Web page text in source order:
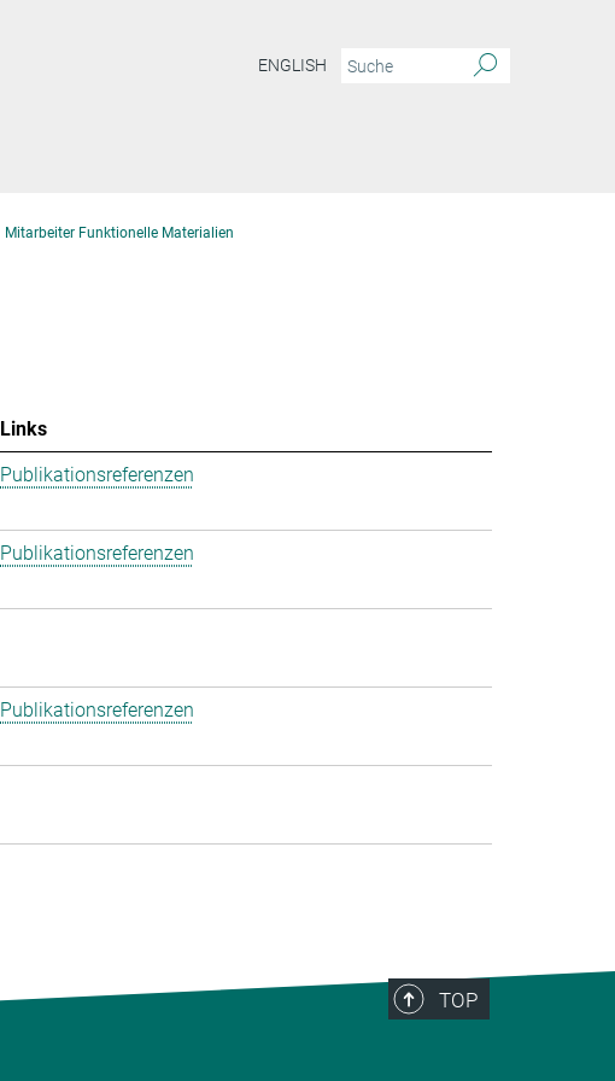
ENGLISH
Mitarbeiter Funktionelle Materialien
Links
Publikationsreferenzen
Publikationsreferenzen
Publikationsreferenzen
TOP